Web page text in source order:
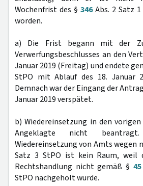
Wochenfrist des § 346Abs. 2 Satz
worden.
a) Die Frist begann mit der
Verwerfungsbeschlusses an den
Januar 2019 (Freitag) und endete
StPO mit Ablauf des 18. Januar
Demnach war der Eingang der
Januar 2019 verspätet.
b) Wiedereinsetzung in den
Angeklagte nicht
Wiedereinsetzung von Amts wegen
Satz 3 StPO ist kein Raum, weil
Rechtshandlung nicht gemäß § 45
StPO nachgeholt wurde.